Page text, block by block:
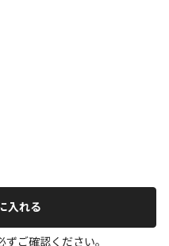
入れる
ご確認ください。